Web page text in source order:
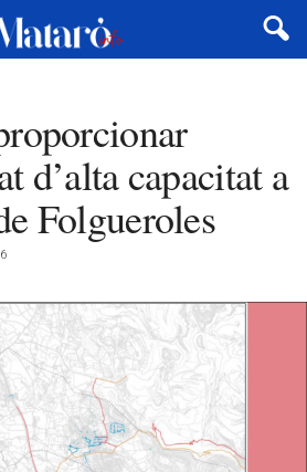
d’alta capacitat a
Folgueroles